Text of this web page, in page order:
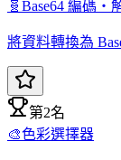
🧬 Base64 編碼・
將資料轉換為
第2名
🎨色彩選擇器